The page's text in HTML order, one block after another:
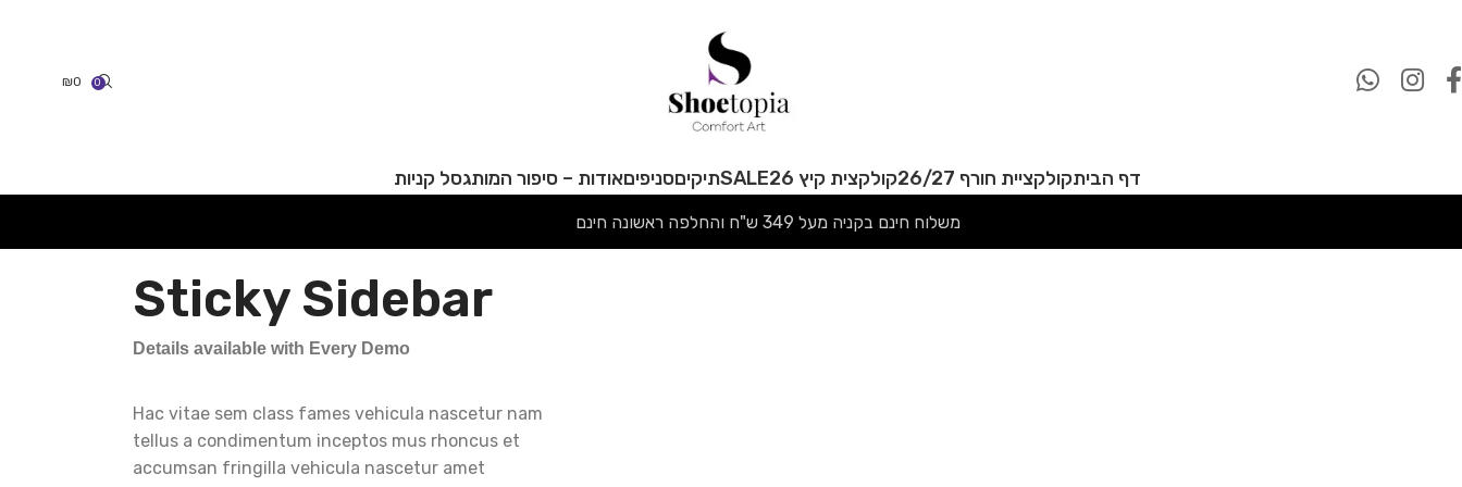
0
₪0
דף הביתקולקציית חורף 26/27 קולקצית קיץ 26 SALEתיקיםסניפיםאודות – סיפור המותגסל קניות
משלוח חינם בקניה מעל 349 ש"ח והחלפה ראשונה חינם
Sticky Sidebar
Details available with Every Demo
Hac vitae sem class fames vehicula nascetur nam
tellus a condimentum inceptos mus rhoncus et
accumsan fringilla vehicula nascetur amet